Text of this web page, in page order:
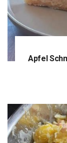
Apfel